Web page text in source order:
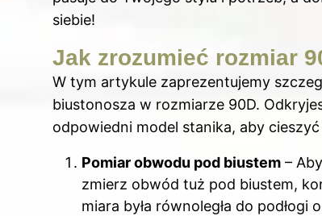
siebie!
Jak zrozumieć rozmiar
W tym artykule zaprezentujemy
biustonosza w rozmiarze 90D.
odpowiedni model stanika, aby
Pomiar obwodu pod biustem –
zmierz obwód tuż pod biustem,
miara była równoległa do podłogi